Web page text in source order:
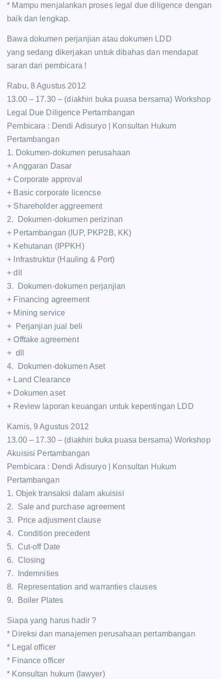
* Mampu menjalankan proses legal due diligence dengan
baik dan lengkap.
Bawa dokumen perjanjian atau dokumen LDD
yang sedang dikerjakan untuk dibahas dan mendapat
saran dari pembicara !
Rabu, 8 Agustus 2012
13.00 – 17.30 – (diakhiri buka puasa bersama) Workshop
Legal Due Diligence Pertambangan
Pembicara : Dendi Adisuryo | Konsultan Hukum
Pertambangan
1. Dokumen-dokumen perusahaan
+ Anggaran Dasar
+ Corporate approval
+ Basic corporate licencse
+ Shareholder aggreement
2. Dokumen-dokumen perizinan
+ Pertambangan (IUP, PKP2B, KK)
+ Kehutanan (IPPKH)
+ Infrastruktur (Hauling & Port)
+ dll
3. Dokumen-dokumen perjanjian
+ Financing agreement
+ Mining service
+ Perjanjian jual beli
+ Offtake agreement
+ dll
4. Dokumen-dokumen Aset
+ Land Clearance
+ Dokumen aset
+ Review laporan keuangan untuk kepentingan LDD
Kamis, 9 Agustus 2012
13.00 – 17.30 – (diakhiri buka puasa bersama) Workshop
Akuisisi Pertambangan
Pembicara : Dendi Adisuryo | Konsultan Hukum
Pertambangan
1. Objek transaksi dalam akuisisi
2. Sale and purchase agreement
3. Price adjusment clause
4. Condition precedent
5. Cut-off Date
6. Closing
7. Indemnities
8. Representation and warranties clauses
9. Boiler Plates
Siapa yang harus hadir ?
* Direksi dan manajemen perusahaan pertambangan
* Legal officer
* Finance officer
* Konsultan hukum (lawyer)